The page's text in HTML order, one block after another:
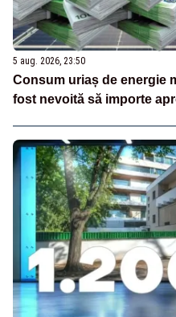
5 aug. 2026, 23:50
Consum uriaș de energie
fost nevoită să importe